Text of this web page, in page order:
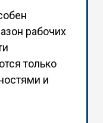
рабочих
только
и